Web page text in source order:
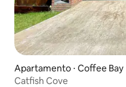
Apartamento ⋅ Coffee Bay
Catfish Cove